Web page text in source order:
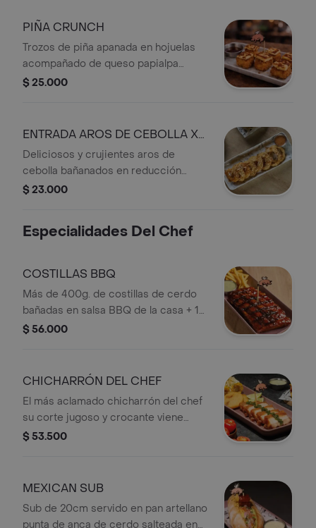
PIÑA CRUNCH
Trozos de piña apanada en hojuelas
acompañado de queso papialpa
asada y reducción de vino.
$ 25.000
ENTRADA AROS DE CEBOLLA X
10 UNDS
Deliciosos y crujientes aros de
cebolla bañanados en reducción
balsámica ralladura de queso grana
$ 23.000
Especialidades Del Chef
COSTILLAS BBQ
Más de 400g. de costillas de cerdo
bañadas en salsa BBQ de la casa + 1
ración de papas + salsa de queso
$ 56.000
CHICHARRÓN DEL CHEF
El más aclamado chicharrón del chef
su corte jugoso y crocante viene
acompañado de dos arepitas con
$ 53.500
MEXICAN SUB
Sub de 20cm servido en pan artellano
punta de anca de cerdo salteada en